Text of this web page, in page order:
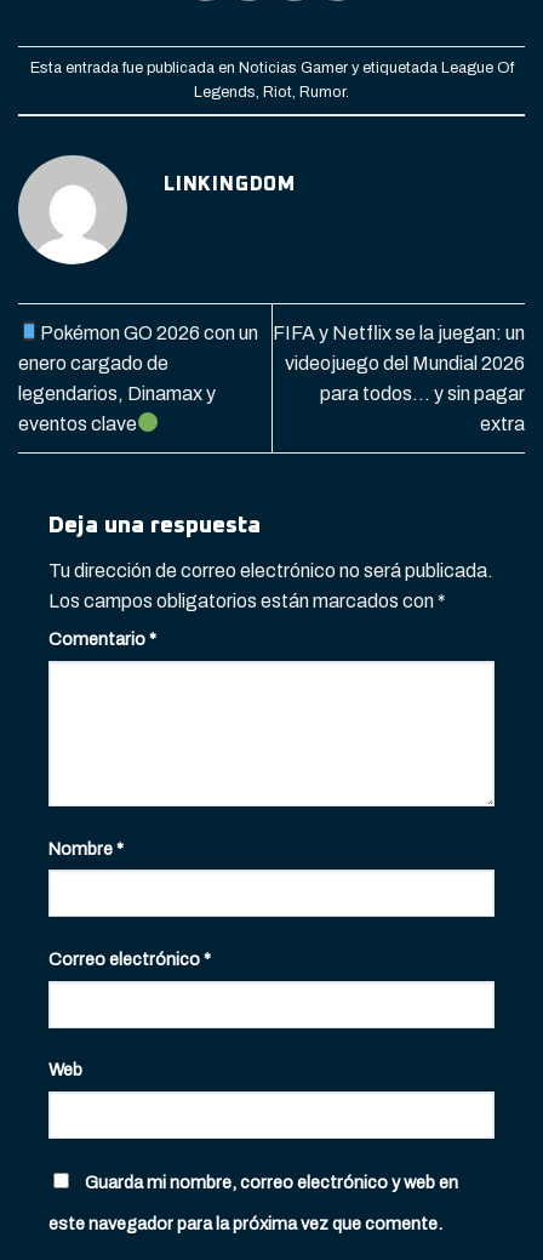
Esta entrada fue publicada en Noticias Gamery etiquetada League Of
Legends, Riot, Rumor.
LINKINGDOM
Pokémon GO 2026 con un
enero cargado de
legendarios, Dinamax y
eventos clave
FIFA y Netflix se la juegan: un
videojuego del Mundial 2026
para todos… y sin pagar
extra
Deja una respuesta
Tu dirección de correo electrónico no será publicada.
Los campos obligatorios están marcados con*
Comentario*
Nombre*
Correo electrónico*
Web
Guarda mi nombre, correo electrónico y web en
este navegador para la próxima vez que comente.